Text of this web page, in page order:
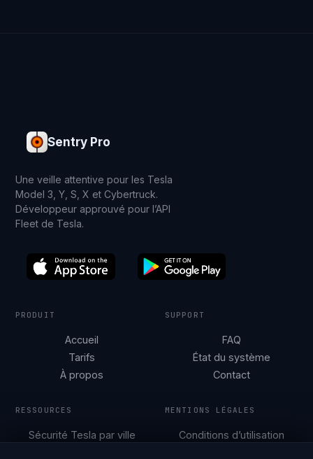
Sentry Pro
Une veille attentive pour les Tesla
Model 3, Y, S, X et Cybertruck.
Développeur approuvé pour l’API
Fleet de Tesla.
PRODUIT
Accueil
Tarifs
À propos
SUPPORT
FAQ
État du système
Contact
RESSOURCES
Sécurité Tesla par ville
MENTIONS LÉGALES
Conditions d’utilisation